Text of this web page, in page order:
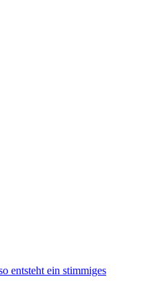
entsteht ein stimmiges